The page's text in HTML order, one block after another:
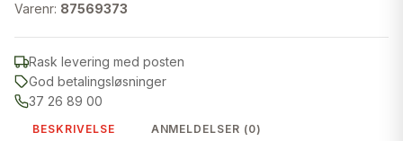
Varenr: 87569373
Rask levering med posten
God betalingsløsninger
37 26 89 00
BESKRIVELSE ANMELDELSER (0)